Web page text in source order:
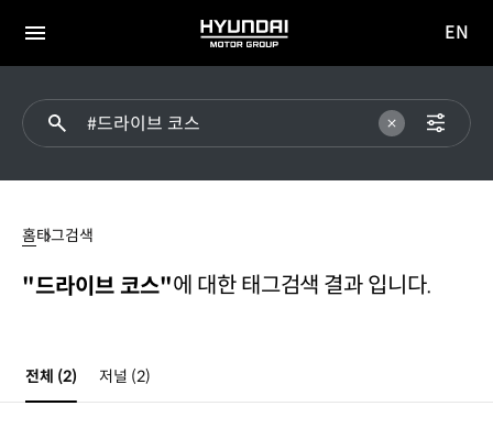
전체
HYUNDAI
MOTOR
이동
EN
코스홈태그검색
"드라이브 코스"에 대한 태그검색 결과 입니다.
전체 (2) 저널 (2)